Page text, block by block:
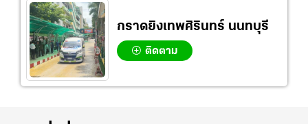
กราดยิงเทพศิรินทร์ นนทบุรี
ติดตาม